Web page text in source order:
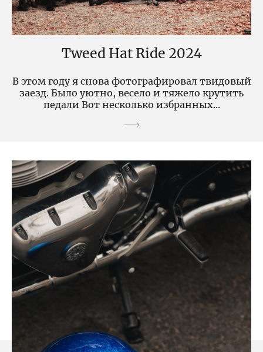
Tweed Hat Ride 2024
В этом году я снова фотографировал твидовый
заезд. Было уютно, весело и тяжело крутить
педали Вот несколько избранных...